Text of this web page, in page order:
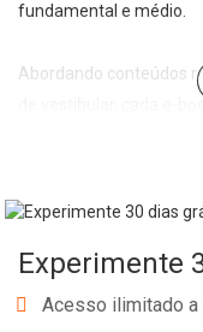
fundamental e médio.
Abordando conteúdos
de vestibular, cada e-
serão vistos os
ambiente e também
Experimente
Acesso ilimitado a